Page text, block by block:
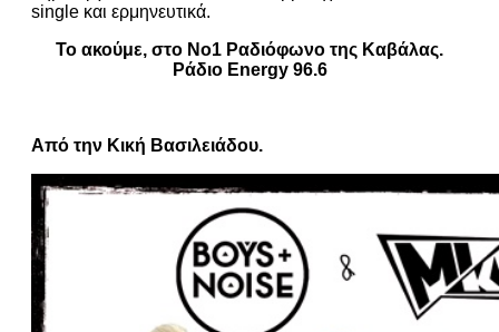
single και ερμηνευτικά.
Το ακούμε, στο Νο1 Ραδιόφωνο της Καβάλας.
Ράδιο Energy 96.6
Από την Κική Βασιλειάδου.